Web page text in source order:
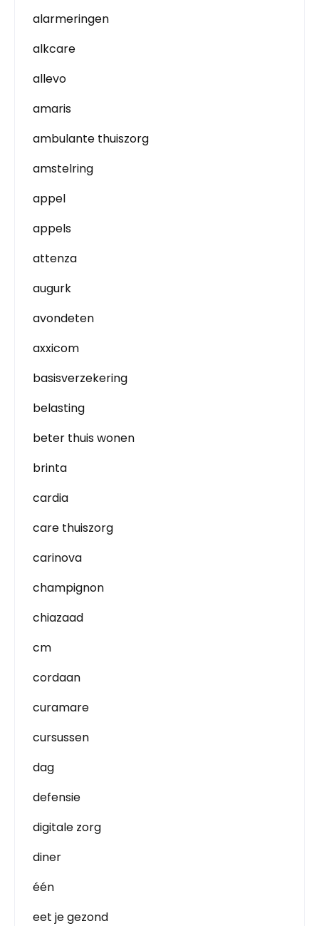
alarmeringen
alkcare
allevo
amaris
ambulante thuiszorg
amstelring
appel
appels
attenza
augurk
avondeten
axxicom
basisverzekering
belasting
beter thuis wonen
brinta
cardia
care thuiszorg
carinova
champignon
chiazaad
cm
cordaan
curamare
cursussen
dag
defensie
digitale zorg
diner
één
eet je gezond